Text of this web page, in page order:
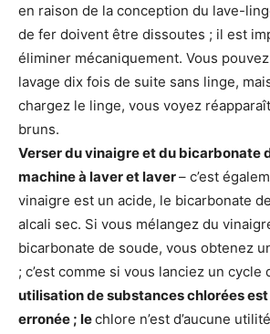
en raison de la conception du lave-
de fer doivent être dissoutes ; il est
éliminer mécaniquement. Vous
lavage dix fois de suite sans linge,
chargez le linge, vous voyez
bruns.
Verser du vinaigre et du bicarbonate
machine à laver et laver– c’est
vinaigre est un acide, le bicarbonate
alcali sec. Si vous mélangez du
bicarbonate de soude, vous obtenez
; c’est comme si vous lanciez un cycle
utilisation de substances chlorées
erronée ; lechlore n’est d’aucune